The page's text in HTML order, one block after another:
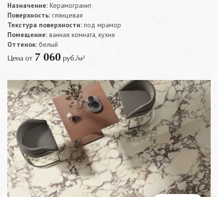
Назначение: Керамогранит
Поверхность: глянцевая
Текстура поверхности: под мрамор
Помещение: ванная комната, кухня
Оттенок: белый
Цена от 7 060 руб./м²